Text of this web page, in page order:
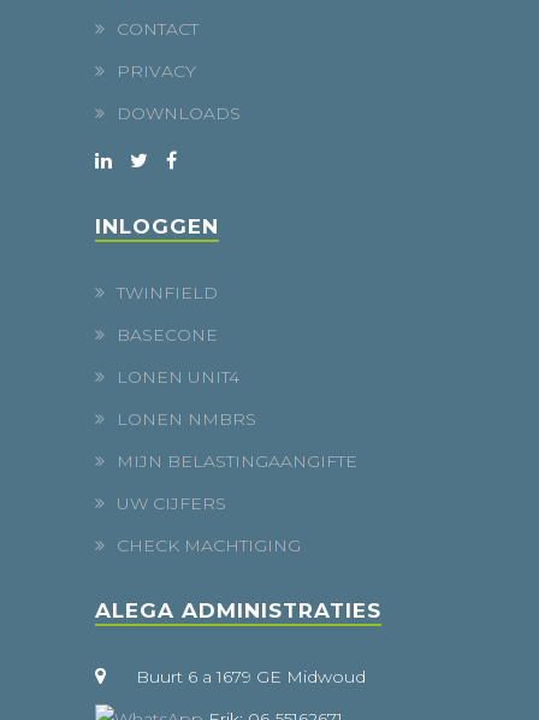
CONTACT
PRIVACY
DOWNLOADS
INLOGGEN
TWINFIELD
BASECONE
LONEN UNIT4
LONEN NMBRS
MIJN BELASTINGAANGIFTE
UW CIJFERS
CHECK MACHTIGING
ALEGA ADMINISTRATIES
Buurt 6 a 1679 GE Midwoud